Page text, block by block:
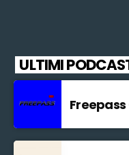
ULTIMI
Freepass